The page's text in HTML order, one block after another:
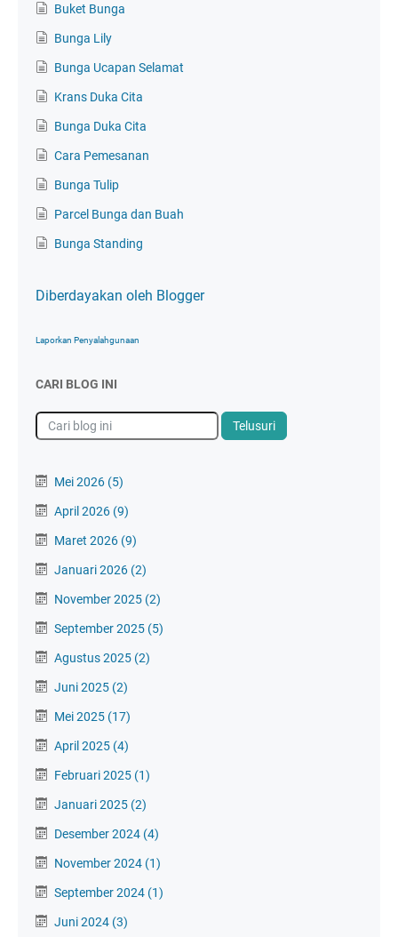
Buket Bunga
Bunga Lily
Bunga Ucapan Selamat
Krans Duka Cita
Bunga Duka Cita
Cara Pemesanan
Bunga Tulip
Parcel Bunga dan Buah
Bunga Standing
Diberdayakan oleh Blogger
Laporkan Penyalahgunaan
CARI BLOG INI
Mei 2026 (5)
April 2026 (9)
Maret 2026 (9)
Januari 2026 (2)
November 2025 (2)
September 2025 (5)
Agustus 2025 (2)
Juni 2025 (2)
Mei 2025 (17)
April 2025 (4)
Februari 2025 (1)
Januari 2025 (2)
Desember 2024 (4)
November 2024 (1)
September 2024 (1)
Juni 2024 (3)